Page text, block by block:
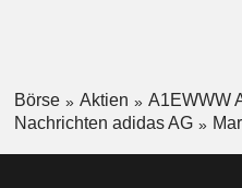
Börse Aktien
A1EWWW
Nachrichten adidas AG